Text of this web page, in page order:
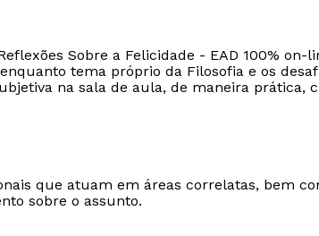
Sobre a Felicidade - EAD 100% on-
tema próprio da Filosofia e os
na sala de aula, de maneira prática,
que atuam em áreas correlatas, bem
sobre o assunto.